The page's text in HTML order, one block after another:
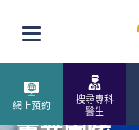
打開選單
網上預約
搜尋專科
醫生